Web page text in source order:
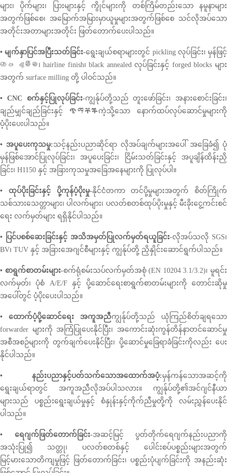
များ၊ ပိုက်များ၊ ပြားများနှင့် ကွိုင်များကို တစ်ကြိမ်တည်းသော နမူနာများ
အတွက်ဖြစ်စေ၊ အမြောက်အမြားမှာယူမှုများအတွက်ဖြစ်စေ သင်လိုအပ်သော
အတိုင်းအတာများအတိုင်း ဖြတ်တောက်ပေးပါသည်။
• မျက်နှာပြင်အပြီးသတ်ခြင်း-ရွေးချယ်စရာများတွင် pickling လုပ်ခြင်း၊ မှန်ဖြင့်
ඔප දැමීම၊ hairline finish၊ black annealed လုပ်ခြင်းနှင့် forged blocks များ
အတွက် surface milling တို့ ပါဝင်သည်။
• CNC စက်နှင့်ပြုလုပ်ခြင်း-ကျွန်ုပ်တို့သည် တူးဖော်ခြင်း၊ အနားစောင်းခြင်း၊
ချည်မျှင်ချည်ခြင်းနှင့် ጭማቾችကဲ့သို့သော နောက်ထပ်လုပ်ဆောင်မှုများကို
ပံ့ပိုးပေးပါသည်။
• အပူပေးကုသမှု:သင့်နည်းပညာဆိုင်ရာ လိုအပ်ချက်များအပေါ် အခြေခံ၍ ပုံ
မှန်ဖြစ်အောင်ပြုလုပ်ခြင်း၊ အပူပေးခြင်း၊ ငြိမ်းသတ်ခြင်းနှင့် အပူချိန်ထိန်းညှိ
ခြင်း၊ H1150 နှင့် အခြားကုသမှုအခြေအနေများကို ပြုလုပ်ပါ။
• ထုပ်ပိုးခြင်းနှင့် ပို့ကုန်ပံ့ပိုးမှု-နိုင်ငံတကာ တင်ပို့မှုများအတွက် စိတ်ကြိုက်
သစ်သားသေတ္တာများ၊ ပါလက်များ၊ ပလတ်စတစ်ထုပ်ပိုးမှုနှင့် မီးခိုးငွေ့ကင်းစင်
ရေး လက်မှတ်များ ရရှိနိုင်ပါသည်။
• ပြင်ပစစ်ဆေးခြင်းနှင့် အသိအမှတ်ပြုလက်မှတ်ရယူခြင်း-လိုအပ်သလို SGS၊
BV၊ TUV နှင့် အခြားအေဂျင်စီများနှင့် ကျွန်ုပ်တို့ ညှိနှိုင်းဆောင်ရွက်ပါသည်။
• စာရွက်စာတမ်းများ-စက်ရုံစမ်းသပ်လက်မှတ်အစုံ (EN 10204 3.1/3.2)၊ မူရင်း
လက်မှတ်၊ ပုံစံ A/E/F နှင့် ပို့ဆောင်ရေးစာရွက်စာတမ်းများကို တောင်းဆိုမှု
အပေါ်တွင် ပံ့ပိုးပေးပါသည်။
• ထောက်ပံ့ပို့ဆောင်ရေး အကူအညီကျွန်ုပ်တို့သည် ယုံကြည်စိတ်ချရသော
forwarder များကို အကြံပြုပေးနိုင်ပြီး၊ အကောင်းဆုံးကွန်တိန်နာတင်ဆောင်မှု
အစီအစဉ်များကို တွက်ချက်ပေးနိုင်ပြီး၊ ပို့ဆောင်မှုခြေရာခံခြင်းကိုလည်း ပေး
နိုင်ပါသည်။
• နည်းပညာနှင့်ပတ်သက်သောအထောက်အပံ့:မှန်ကန်သောအဆင့်ကို
ရွေးချယ်ရာတွင် အကူအညီလိုအပ်ပါသလား။ ကျွန်ုပ်တို့၏အင်ဂျင်နီယာ
များသည် ပစ္စည်းရွေးချယ်မှုနှင့် စံနှုန်းနှင့်ကိုက်ညီမှုတို့ကို လမ်းညွှန်ပေးနိုင်
ပါသည်။
• ရေဂျက်ဖြတ်တောက်ခြင်း-အဆင့်မြင့် ပွတ်တိုက်ရေဂျက်နည်းပညာကို
အသုံးပြု၍ သတ္တု၊ ပလတ်စတစ်နှင့် ပေါင်းစပ်ပစ္စည်းများအတွက်
မြင့်မားသောတိကျမှုဖြင့် ဖြတ်တောက်ခြင်း၊ ပစ္စည်းပုံပျက်ခြင်းကို အနည်းဆုံး